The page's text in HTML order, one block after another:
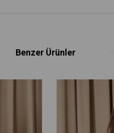
Benzer Ürünler